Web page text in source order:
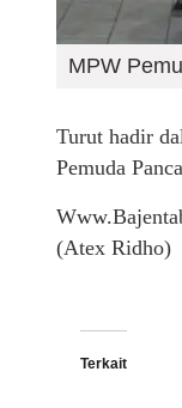
MPW
Turut hadir
Pemuda
(Atex Ridho)
Terkait